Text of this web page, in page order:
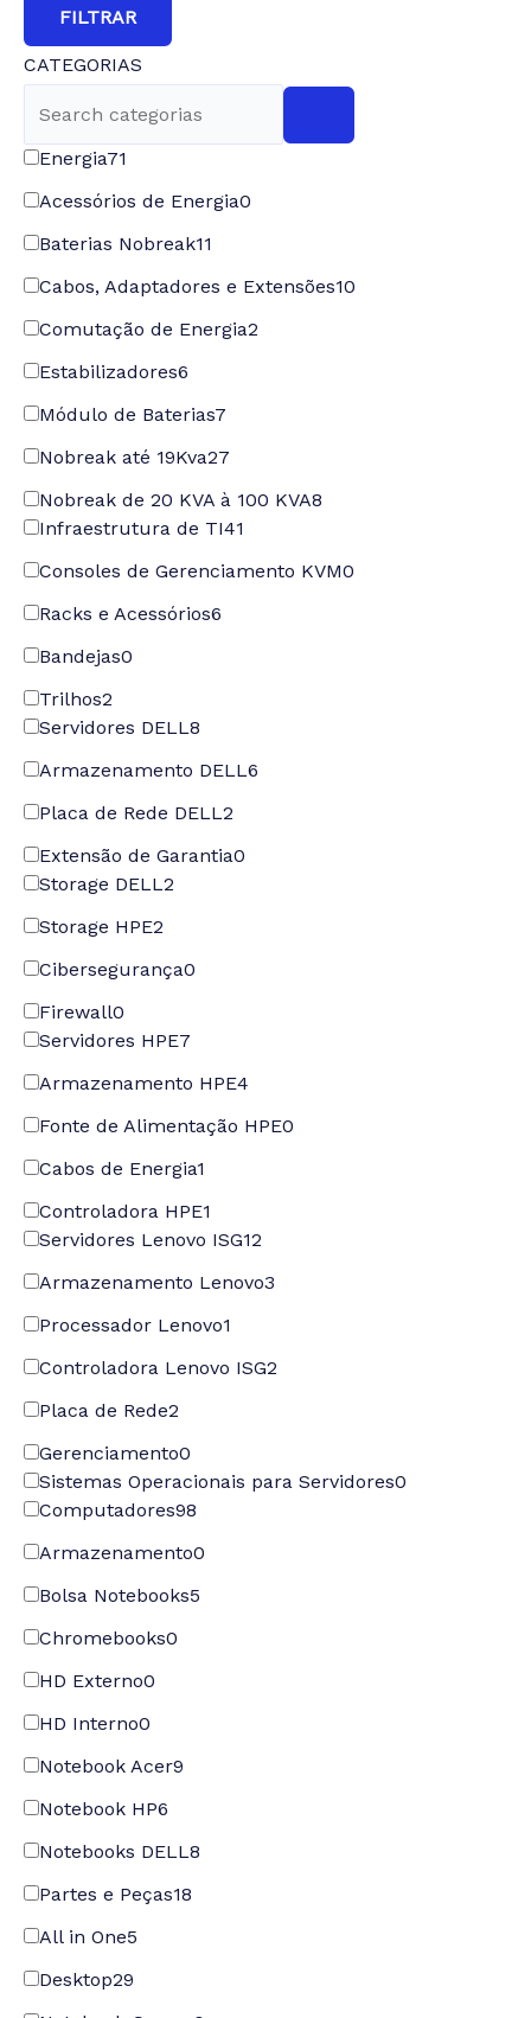
FILTRAR
CATEGORIAS
Energia71
Acessórios de Energia0
Baterias Nobreak11
Cabos, Adaptadores e Extensões10
Comutação de Energia2
Estabilizadores6
Módulo de Baterias7
Nobreak até 19Kva27
Nobreak de 20 KVA à 100 KVA8
Infraestrutura de TI41
Consoles de Gerenciamento KVM0
Racks e Acessórios6
Bandejas0
Trilhos2
Servidores DELL8
Armazenamento DELL6
Placa de Rede DELL2
Extensão de Garantia0
Storage DELL2
Storage HPE2
Cibersegurança0
Firewall0
Servidores HPE7
Armazenamento HPE4
Fonte de Alimentação HPE0
Cabos de Energia1
Controladora HPE1
Servidores Lenovo ISG12
Armazenamento Lenovo3
Processador Lenovo1
Controladora Lenovo ISG2
Placa de Rede2
Gerenciamento0
Sistemas Operacionais para Servidores0
Computadores98
Armazenamento0
Bolsa Notebooks5
Chromebooks0
HD Externo0
HD Interno0
Notebook Acer9
Notebook HP6
Notebooks DELL8
Partes e Peças18
All in One5
Desktop29